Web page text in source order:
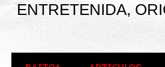
ENTRETENIDA,